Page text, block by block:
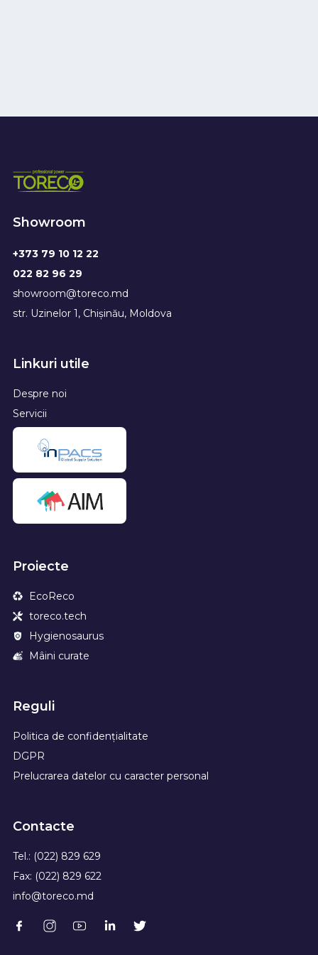
Showroom
+373 79 10 12 22
022 82 96 29
showroom@toreco.md
str. Uzinelor 1, Chișinău, Moldova
Linkuri utile
Despre noi
Servicii
Proiecte
EcoReco
toreco.tech
Hygienosaurus
Mâini curate
Reguli
Politica de confidențialitate
DGPR
Prelucrarea datelor cu caracter personal
Contacte
Tel.: (022) 829 629
Fax: (022) 829 622
info@toreco.md